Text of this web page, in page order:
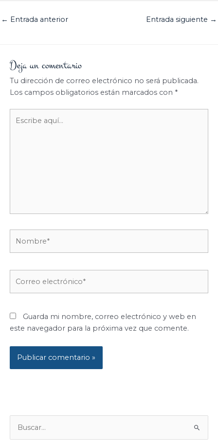
← Entrada anterior Entrada siguiente →
Deja un comentario
Tu dirección de correo electrónico no será publicada.
Los campos obligatorios están marcados con *
aquí...
Guarda mi nombre, correo electrónico y web en
este navegador para la próxima vez que comente.
U